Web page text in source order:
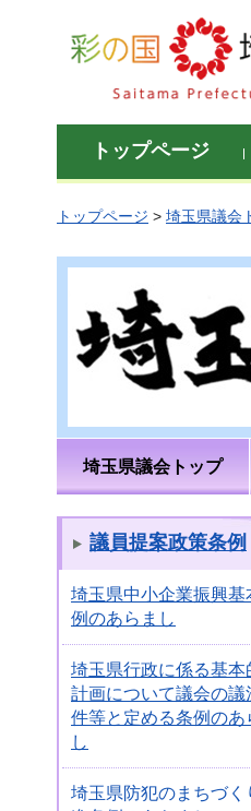
彩の国 埼玉県
トップページ
トップページ > 埼玉県議会
埼玉県議会トップ
議員提案政策条例
埼玉県中小企業振興基
例のあらまし
埼玉県行政に係る基本
計画について議会の議
件等と定める条例のあ
し
埼玉県防犯のまちづく